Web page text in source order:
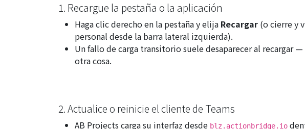
1. Recargue la pestaña o la aplicación
Haga clic derecho en la pestaña y elija Recargar (o cierre y
personal desde la barra lateral izquierda).
Un fallo de carga transitorio suele desaparecer al recargar
otra cosa.
2. Actualice o reinicie el cliente de Teams
AB Projects carga su interfaz desde blz.actionbridge.io